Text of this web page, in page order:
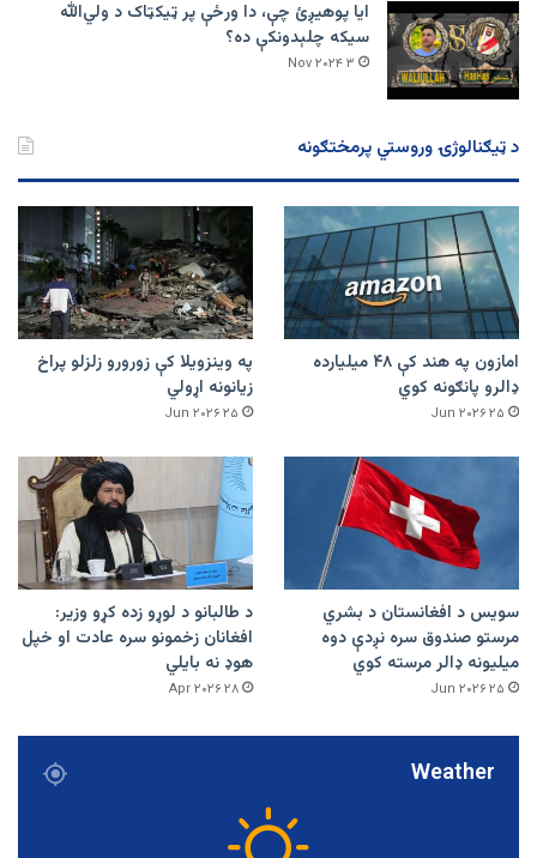
ایا پوهیږئ چې، دا ورځې پر ټيکټاک د ولي‌الله
سیکه چلېدونکې ده؟
۳ Nov ۲۰۲۴
د ټیګنالوژۍ وروستي پرمختګونه
امازون په هند کې ۴۸ میلیارده
ډالرو پانګونه کوي
۲۵ Jun ۲۰۲۶
په وینزویلا کې زورورو زلزلو پراخ
زیانونه اړولي
۲۵ Jun ۲۰۲۶
سویس د افغانستان د بشري
مرستو صندوق سره نږدې دوه
میلیونه ډالر مرسته کوي
۲۵ Jun ۲۰۲۶
د طالبانو د لوړو زده کړو وزیر:
افغانان زخمونو سره عادت او خپل
هوډ نه بایلي
۲۸ Apr ۲۰۲۶
Weather